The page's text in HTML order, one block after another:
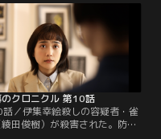
作が発表される。関係者に羊殺
つながる人間がいると悟った魁
あかりを撮影現場に潜り込ま
プロデューサーの鳥飼（矢柴俊
を筆頭に怪しい人物を調べさせ
のクロニクル 第10話
話／伊集幸絵殺しの容疑者・雀
田俊樹）が殺害された。防犯